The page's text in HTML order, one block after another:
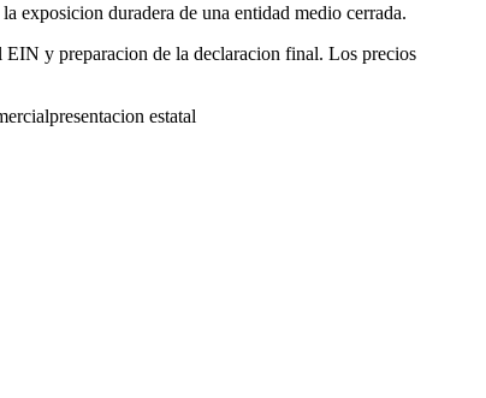
exposicion duradera de una entidad medio cerrada.
y preparacion de la declaracion final. Los precios
presentacion estatal